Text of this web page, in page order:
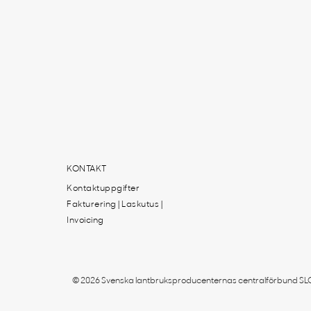
KONTAKT
Kontaktuppgifter
Fakturering | Laskutus |
Invoicing
© 2026 Svenska lantbruksproducenternas centralförbund